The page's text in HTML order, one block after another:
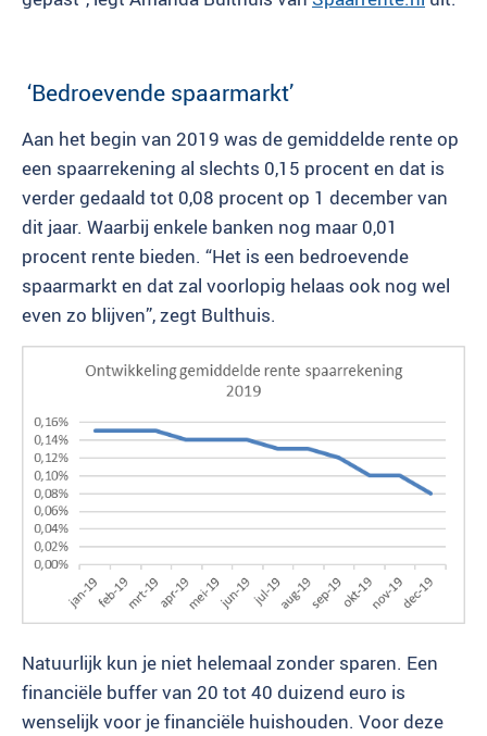
‘Bedroevende spaarmarkt’
Aan het begin van 2019 was de gemiddelde rente op
een spaarrekening al slechts 0,15 procent en dat is
verder gedaald tot 0,08 procent op 1 december van
dit jaar. Waarbij enkele banken nog maar 0,01
procent rente bieden. “Het is een bedroevende
spaarmarkt en dat zal voorlopig helaas ook nog wel
even zo blijven”, zegt Bulthuis.
Natuurlijk kun je niet helemaal zonder sparen. Een
financiële buffer van 20 tot 40 duizend euro is
wenselijk voor je financiële huishouden. Voor deze